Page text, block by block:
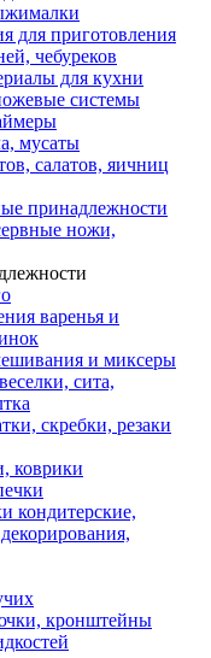
для приготовления
чебуреков
для кухни
системы
мусаты
салатов, яичниц
принадлежности
ножи,
варенья и
и миксеры
сита,
скребки, резаки
коврики
кронштейны